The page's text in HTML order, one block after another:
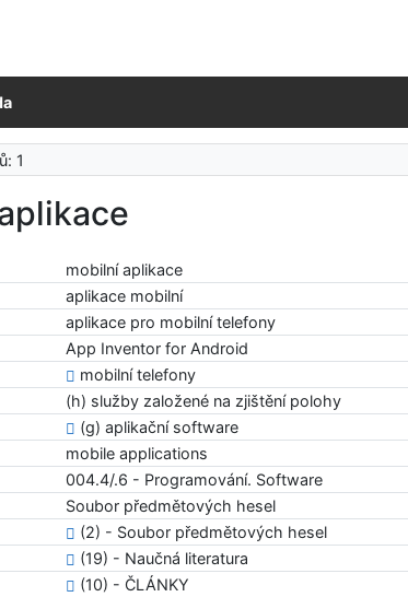
1
mobilní aplikace
aplikace mobilní
aplikace pro mobilní telefony
App Inventor for Android
mobilní telefony
(h) služby založené na zjištění polohy
(g) aplikační software
mobile applications
004.4/.6 - Programování. Software
Soubor předmětových hesel
(2) - Soubor předmětových hesel
(19) - Naučná literatura
(10) - ČLÁNKY